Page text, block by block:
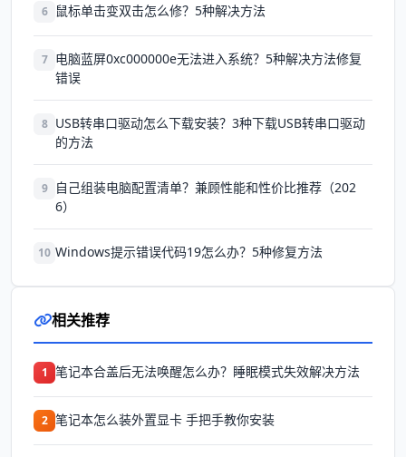
6 鼠标单击变双击怎么修？5种解决方法
7 电脑蓝屏0xc000000e无法进入系统？5种解决方法修复
错误
8 USB转串口驱动怎么下载安装？3种下载USB转串口驱动
的方法
9
自己组装电脑配置清单？兼顾性能和性价比推荐（202
6）
10 Windows提示错误代码19怎么办？5种修复方法
相关推荐
1 笔记本合盖后无法唤醒怎么办？睡眠模式失效解决方法
2 笔记本怎么装外置显卡 手把手教你安装